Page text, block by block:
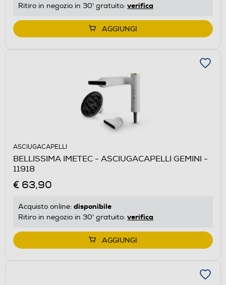
Ritiro in negozio in 30' gratuito: verifica
AGGIUNGI
ASCIUGACAPELLI
BELLISSIMA IMETEC - ASCIUGACAPELLI GEMINI -
11918
€ 63,90
Acquisto online: disponibile
Ritiro in negozio in 30' gratuito: verifica
AGGIUNGI